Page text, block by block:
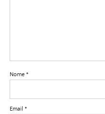
Nome *
Email *